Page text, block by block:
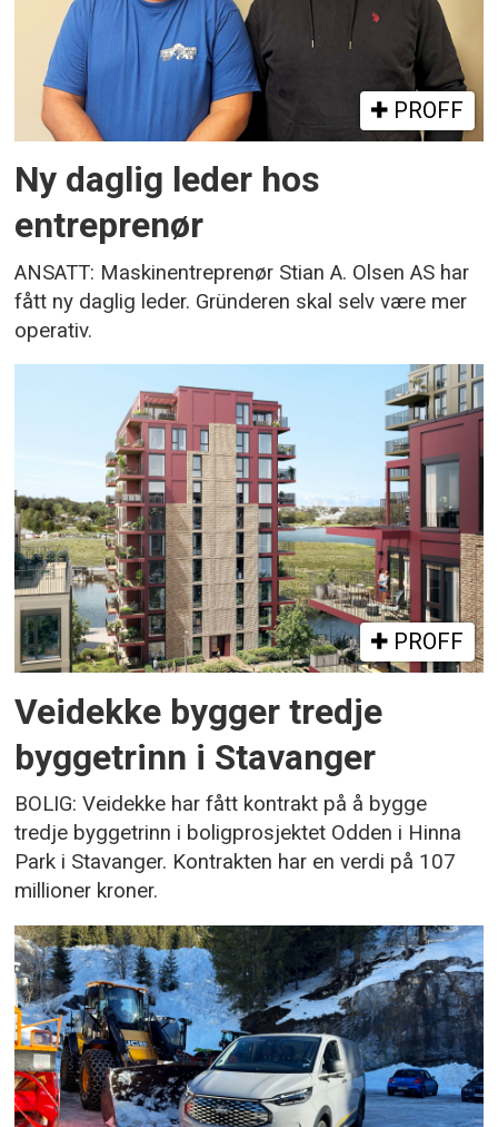
PROFF
Ny daglig leder hos
entreprenør
ANSATT: Maskinentreprenør Stian A. Olsen AS har
fått ny daglig leder. Gründeren skal selv være mer
operativ.
PROFF
Veidekke bygger tredje
byggetrinn i Stavanger
BOLIG: Veidekke har fått kontrakt på å bygge
tredje byggetrinn i boligprosjektet Odden i Hinna
Park i Stavanger. Kontrakten har en verdi på 107
millioner kroner.